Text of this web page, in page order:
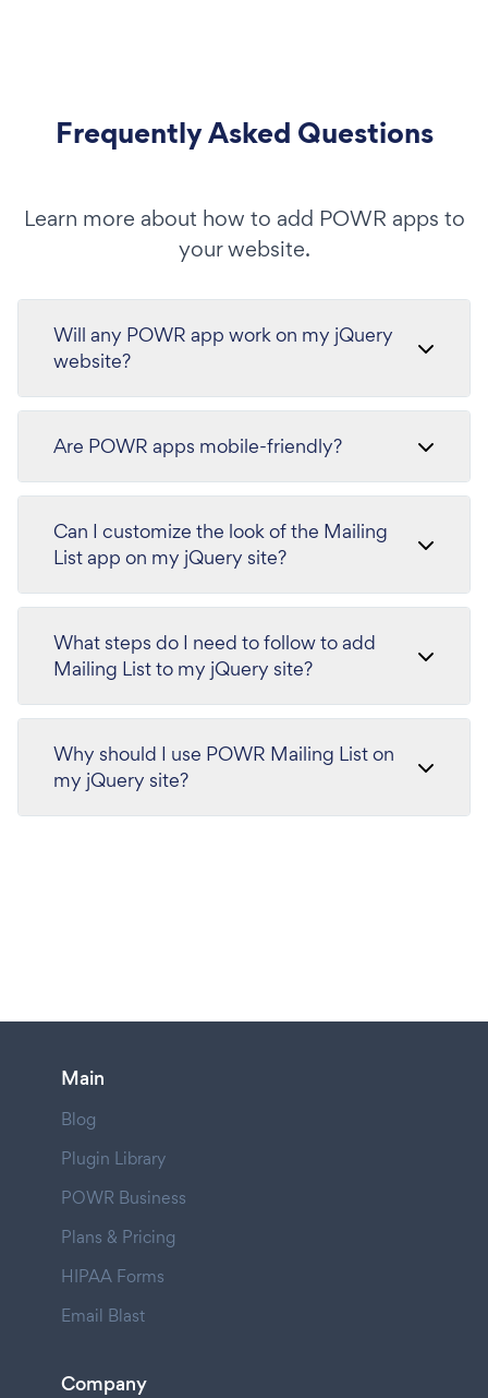
Frequently Asked Questions
Learn more about how to add POWR apps to
your website.
Will any POWR app work on my jQuery
website?
Are POWR apps mobile-friendly?
Can I customize the look of the Mailing
List app on my jQuery site?
What steps do I need to follow to add
Mailing List to my jQuery site?
Why should I use POWR Mailing List on
my jQuery site?
Main
Blog
Plugin Library
POWR Business
Plans & Pricing
HIPAA Forms
Email Blast
Company